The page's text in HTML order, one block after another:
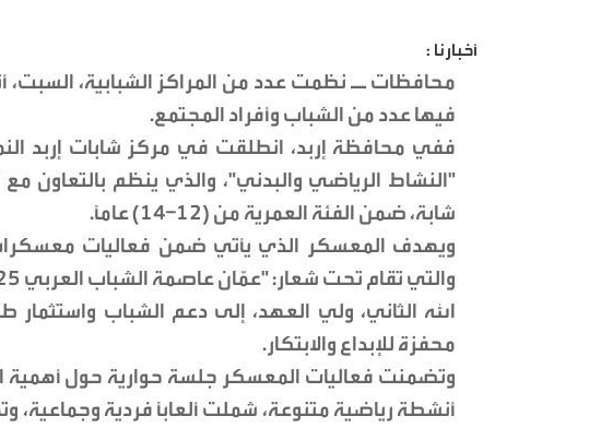
أخبارنا :
محافظات ــ نظمت عدد من المراكز الشبابية، السبت،
فيها عدد من الشباب وأفراد المجتمع.
ففي محافظة إربد، انطلقت في مركز شابات إربد
شابة، ضمن الفئة العمرية من (12–14) عاماً.
الله الثاني، ولي العهد، إلى دعم الشباب واستثمار
محفزة للإبداع والابتكار.
وتضمنت فعاليات المعسكر جلسة حوارية حول أهمية
أنشطة رياضية متنوعة، شملت ألعاباً فردية وجماعية،